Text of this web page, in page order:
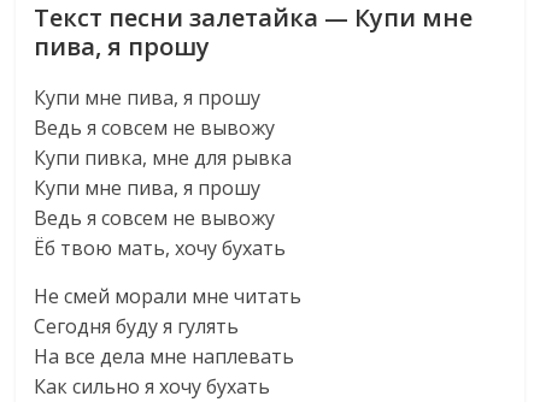
Текст песни залетайка — Купи мне
пива, я прошу
Купи мне пива, я прошу
Ведь я совсем не вывожу
Купи пивка, мне для рывка
Купи мне пива, я прошу
Ведь я совсем не вывожу
Ёб твою мать, хочу бухать
Не смей морали мне читать
Сегодня буду я гулять
На все дела мне наплевать
Как сильно я хочу бухать